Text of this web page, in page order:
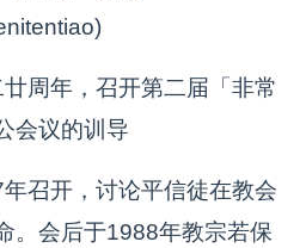
周年，召开第二届「非常
会议的训导
召开，讨论平信徒在教会
。会后于1988年教宗若保